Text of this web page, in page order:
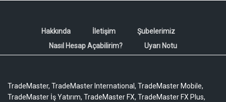
Hakkında İletişim
Şubelerimiz
Nasıl Hesap Açabilirim?
Uyarı Notu
TradeMaster, TradeMaster International, TradeMaster Mobile,
TradeMaster İş Yatırım, TradeMaster FX, TradeMaster FX Plus,